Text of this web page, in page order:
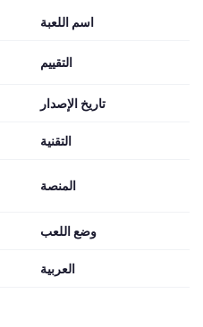
اسم اللعبة
التقييم
تاريخ الإصدار
التقنية
المنصة
وضع اللعب
العربية